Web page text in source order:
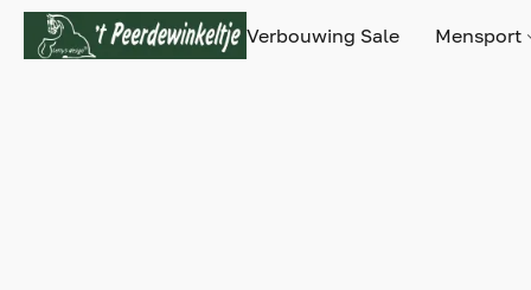
Verbouwing Sale Mensport